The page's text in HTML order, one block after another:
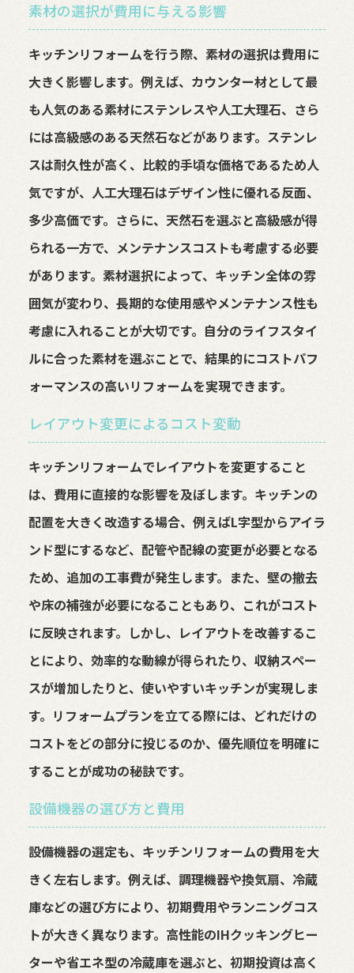
素材の選択が費用に与える影響
キッチンリフォームを行う際、素材の選択は費用に
大きく影響します。例えば、カウンター材として最
も人気のある素材にステンレスや人工大理石、さら
には高級感のある天然石などがあります。ステンレ
スは耐久性が高く、比較的手頃な価格であるため人
気ですが、人工大理石はデザイン性に優れる反面、
多少高価です。さらに、天然石を選ぶと高級感が得
られる一方で、メンテナンスコストも考慮する必要
があります。素材選択によって、キッチン全体の雰
囲気が変わり、長期的な使用感やメンテナンス性も
考慮に入れることが大切です。自分のライフスタイ
ルに合った素材を選ぶことで、結果的にコストパフ
ォーマンスの高いリフォームを実現できます。
レイアウト変更によるコスト変動
キッチンリフォームでレイアウトを変更すること
は、費用に直接的な影響を及ぼします。キッチンの
配置を大きく改造する場合、例えばL字型からアイラ
ンド型にするなど、配管や配線の変更が必要となる
ため、追加の工事費が発生します。また、壁の撤去
や床の補強が必要になることもあり、これがコスト
に反映されます。しかし、レイアウトを改善するこ
とにより、効率的な動線が得られたり、収納スペー
スが増加したりと、使いやすいキッチンが実現しま
す。リフォームプランを立てる際には、どれだけの
コストをどの部分に投じるのか、優先順位を明確に
することが成功の秘訣です。
設備機器の選び方と費用
設備機器の選定も、キッチンリフォームの費用を大
きく左右します。例えば、調理機器や換気扇、冷蔵
庫などの選び方により、初期費用やランニングコス
トが大きく異なります。高性能のIHクッキングヒー
ターや省エネ型の冷蔵庫を選ぶと、初期投資は高く